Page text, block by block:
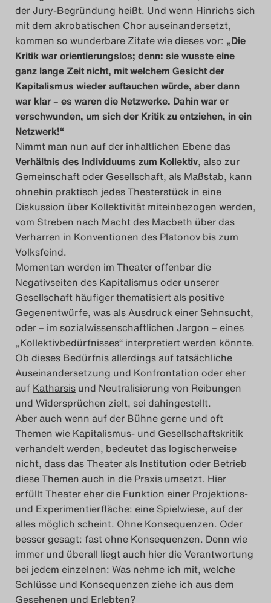
der Jury-Begründung heißt. Und wenn Hinrichs sich
mit dem akrobatischen Chor auseinandersetzt,
kommen so wunderbare Zitate wie dieses vor: „Die
Kritik war orientierungslos; denn: sie wusste eine
ganz lange Zeit nicht, mit welchem Gesicht der
Kapitalismus wieder auftauchen würde, aber dann
war klar – es waren die Netzwerke. Dahin war er
verschwunden, um sich der Kritik zu entziehen, in ein
Netzwerk!“
Nimmt man nun auf der inhaltlichen Ebene das
Verhältnis des Individuums zum Kollektiv, also zur
Gemeinschaft oder Gesellschaft, als Maßstab, kann
ohnehin praktisch jedes Theaterstück in eine
Diskussion über Kollektivität miteinbezogen werden,
vom Streben nach Macht des Macbeth über das
Verharren in Konventionen des Platonov bis zum
Volksfeind.
Momentan werden im Theater offenbar die
Negativseiten des Kapitalismus oder unserer
Gesellschaft häufiger thematisiert als positive
Gegenentwürfe, was als Ausdruck einer Sehnsucht,
oder – im sozialwissenschaftlichen Jargon – eines
„Kollektivbedürfnisses“ interpretiert werden könnte.
Ob dieses Bedürfnis allerdings auf tatsächliche
Auseinandersetzung und Konfrontation oder eher
auf Katharsis und Neutralisierung von Reibungen
und Widersprüchen zielt, sei dahingestellt.
Aber auch wenn auf der Bühne gerne und oft
Themen wie Kapitalismus- und Gesellschaftskritik
verhandelt werden, bedeutet das logischerweise
nicht, dass das Theater als Institution oder Betrieb
diese Themen auch in die Praxis umsetzt. Hier
erfüllt Theater eher die Funktion einer Projektions-
und Experimentierfläche: eine Spielwiese, auf der
alles möglich scheint. Ohne Konsequenzen. Oder
besser gesagt: fast ohne Konsequenzen. Denn wie
immer und überall liegt auch hier die Verantwortung
bei jedem einzelnen: Was nehme ich mit, welche
Schlüsse und Konsequenzen ziehe ich aus dem
Gesehenen und Erlebten?